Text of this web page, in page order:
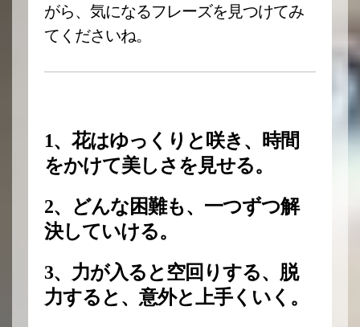
がら、気になるフレーズを見つけてみ
てくださいね。
1、花はゆっくりと咲き、時間
をかけて美しさを見せる。
2、どんな困難も、一つずつ解
決していける。
3、力が入ると空回りする、脱
力すると、意外と上手くいく。